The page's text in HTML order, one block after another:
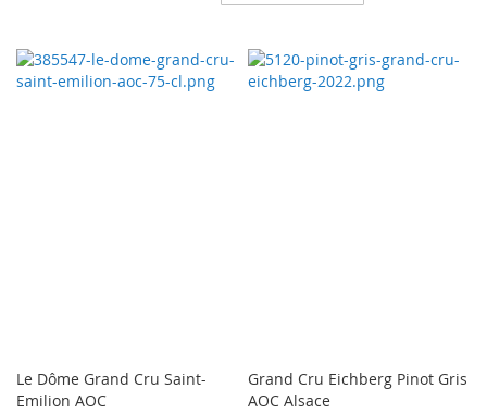
Le Dôme Grand Cru Saint-
Emilion AOC
Grand Cru Eichberg Pinot Gris
AOC Alsace